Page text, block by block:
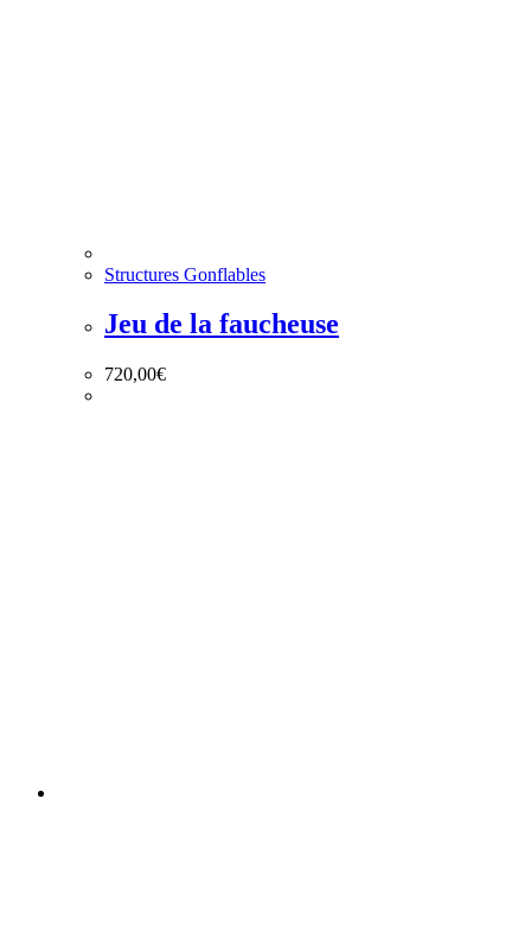
Structures Gonflables
Jeu de la faucheuse
720,00€